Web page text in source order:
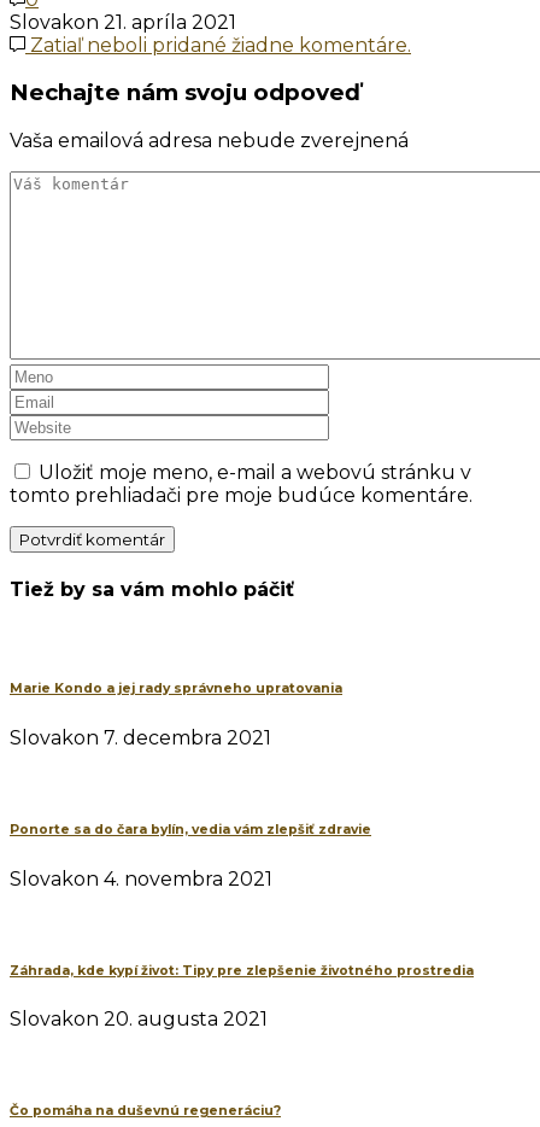
Slovakon 21. apríla 2021
Zatiaľ neboli pridané žiadne komentáre.
Nechajte nám svoju odpoveď
Vaša emailová adresa nebude zverejnená
Uložiť moje meno, e-mail a webovú stránku v
tomto prehliadači pre moje budúce komentáre.
Tiež by sa vám mohlo páčiť
Marie Kondo a jej rady správneho upratovania
Slovakon 7. decembra 2021
Ponorte sa do čara bylín, vedia vám zlepšiť zdravie
Slovakon 4. novembra 2021
Záhrada, kde kypí život: Tipy pre zlepšenie životného prostredia
Slovakon 20. augusta 2021
Čo pomáha na duševnú regeneráciu?